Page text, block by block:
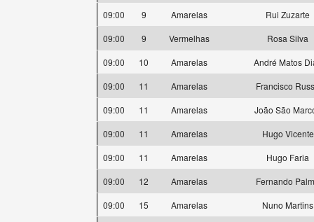
09:00
9 Amarelas
Rui Zuzarte
09:00
9 Vermelhas
Rosa Silva
09:00
10 Amarelas
André Matos
09:00
11 Amarelas
Francisco
09:00
11 Amarelas
João São
09:00
11 Amarelas
Hugo Vicente
09:00
11 Amarelas
Hugo Faria
09:00
12 Amarelas
Fernando
09:00
15 Amarelas
Nuno Martins